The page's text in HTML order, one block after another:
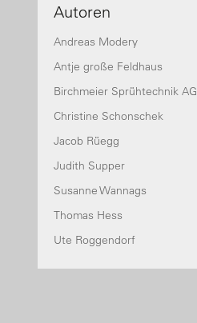
Autoren
Andreas Modery
Antje große Feldhaus
Birchmeier Sprühtechnik AG
Christine Schonschek
Jacob Rüegg
Judith Supper
Susanne Wannags
Thomas Hess
Ute Roggendorf